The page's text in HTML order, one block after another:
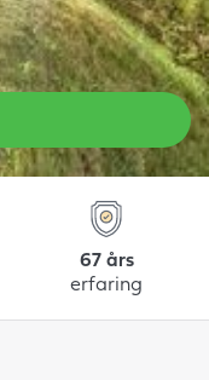
67 års
erfaring